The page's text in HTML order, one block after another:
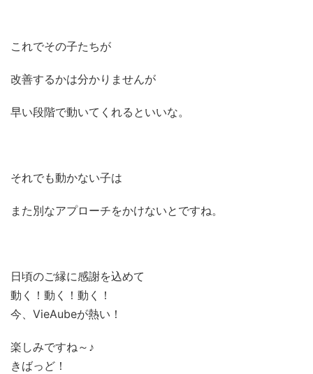
これでその子たちが
改善するかは分かりませんが
早い段階で動いてくれるといいな。
それでも動かない子は
また別なアプローチをかけないとですね。
日頃のご縁に感謝を込めて
動く！動く！動く！
今、VieAubeが熱い！
楽しみですね～♪
きばっど！